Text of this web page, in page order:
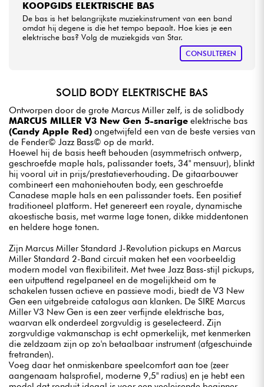
KOOPGIDS ELEKTRISCHE BAS
De bas is het belangrijkste muziekinstrument van een band
omdat hij degene is die het tempo bepaalt. Hoe kies je een
elektrische bas? Volg de muziekgids van Star.
CONSULTEREN
SOLID BODY ELEKTRISCHE BAS
Ontworpen door de grote Marcus Miller zelf, is de solidbody
MARCUS MILLER V3 New Gen 5-snarige elektrische bas
(Candy Apple Red) ongetwijfeld een van de beste versies van
de Fender© Jazz Bass© op de markt.
Hoewel hij de basis heeft behouden (asymmetrisch ontwerp,
geschroefde maple hals, palissander toets, 34" mensuur), blinkt
hij vooral uit in prijs/prestatieverhouding. De gitaarbouwer
combineert een mahoniehouten body, een geschroefde
Canadese maple hals en een palissander toets. Een positief
traditioneel platform. Het genereert een royale, dynamische
akoestische basis, met warme lage tonen, dikke middentonen
en heldere hoge tonen.
Zijn Marcus Miller Standard J-Revolution pickups en Marcus
Miller Standard 2-Band circuit maken het een voorbeeldig
modern model van flexibiliteit. Met twee Jazz Bass-stijl pickups,
een uitputtend regelpaneel en de mogelijkheid om te
schakelen tussen actieve en passieve modi, biedt de V3 New
Gen een uitgebreide catalogus aan klanken. De SIRE Marcus
Miller V3 New Gen is een zeer verfijnde elektrische bas,
waarvan elk onderdeel zorgvuldig is geselecteerd. Zijn
zorgvuldige vakmanschap is echt opmerkelijk, met kenmerken
die zeldzaam zijn op zo'n betaalbaar instrument (afgeschuinde
fretranden).
Voeg daar het onmiskenbare speelcomfort aan toe (zeer
aangenaam halsprofiel, moderne 9,5" radius) en je hebt een